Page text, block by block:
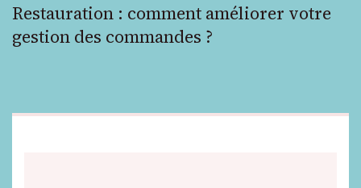
Restauration : comment améliorer votre
gestion des commandes ?